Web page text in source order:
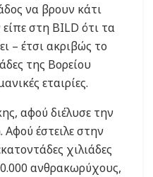
να βρουν κάτι
στη BILD ότι τα
– έτσι ακριβώς το
της Βορείου
εταιρίες.
αφού διέλυσε την
έστειλε στην
χιλιάδες
ανθρακωρύχους,